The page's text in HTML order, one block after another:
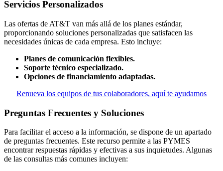
Servicios Personalizados
Las ofertas de AT&T van más allá de los planes estándar,
proporcionando soluciones personalizadas que satisfacen las
necesidades únicas de cada empresa. Esto incluye:
Planes de comunicación flexibles.
Soporte técnico especializado.
Opciones de financiamiento adaptadas.
Renueva los equipos de tus colaboradores, aquí te ayudamos
Preguntas Frecuentes y Soluciones
Para facilitar el acceso a la información, se dispone de un apartado
de preguntas frecuentes. Este recurso permite a las PYMES
encontrar respuestas rápidas y efectivas a sus inquietudes. Algunas
de las consultas más comunes incluyen: